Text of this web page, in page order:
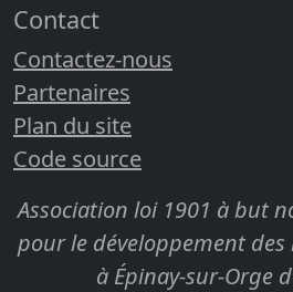
Contact
Contactez-nous
Partenaires
Plan du site
Code source
Association loi 1901 à but
pour le développement
à Épinay-sur-Orge